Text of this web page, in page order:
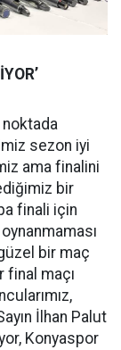
sezon iyi
ama finalini
bir
finali için
bir maç
final maçı
İlhan Palut
Konyaspor